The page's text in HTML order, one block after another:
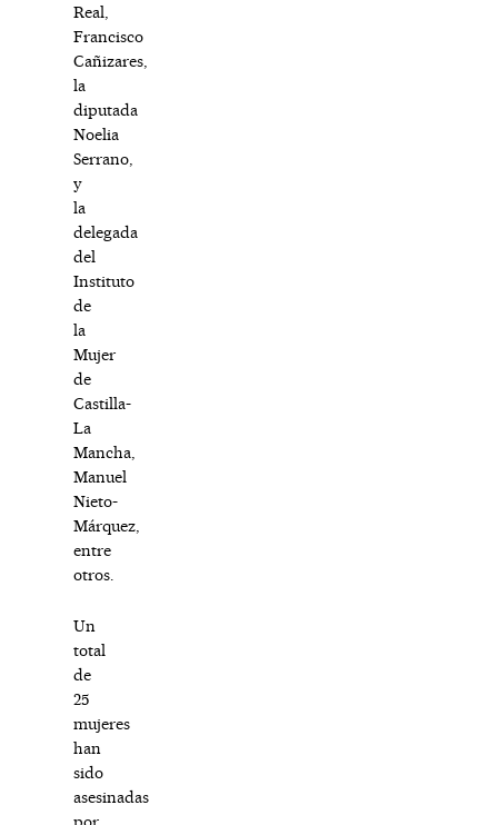
Real,
Francisco
Cañizares,
la
diputada
Noelia
Serrano,
y
la
delegada
del
Instituto
de
la
Mujer
de
Castilla-
La
Mancha,
Manuel
Nieto-
Márquez,
entre
otros.
Un
total
de
25
mujeres
han
sido
asesinadas
por